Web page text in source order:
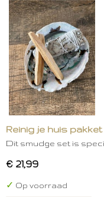
Reinig je huis pakket
Dit smudge set is
€ 21,99
✓ Op voorraad